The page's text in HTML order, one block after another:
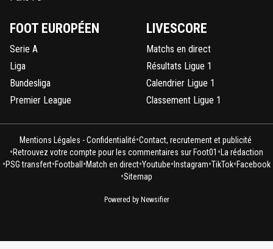
FOOT EUROPÉEN
Serie A
Liga
Bundesliga
Premier League
LIVESCORE
Matchs en direct
Résultats Ligue 1
Calendrier Ligue 1
Classement Ligue 1
Mentions Légales - Confidentialité•Contact, recrutement et publicité
•Retrouvez votre compte pour les commentaires sur Foot01 •La rédaction
•PSG transfert•Football•Match en direct•Youtube•Instagram•TikTok•Facebook
•Sitemap
Powered by Newsifier